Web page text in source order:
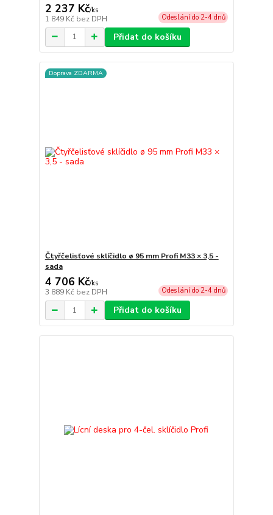
2 237 Kč/ks
1 849 Kč bez DPH Odeslání do 2-4 dnů
Přidat do košíku
Doprava ZDARMA
Čtyřčelisťové sklíčidlo ø 95 mm Profi M33 × 3,5 -
sada
4 706 Kč/ks
3 889 Kč bez DPH Odeslání do 2-4 dnů
Přidat do košíku